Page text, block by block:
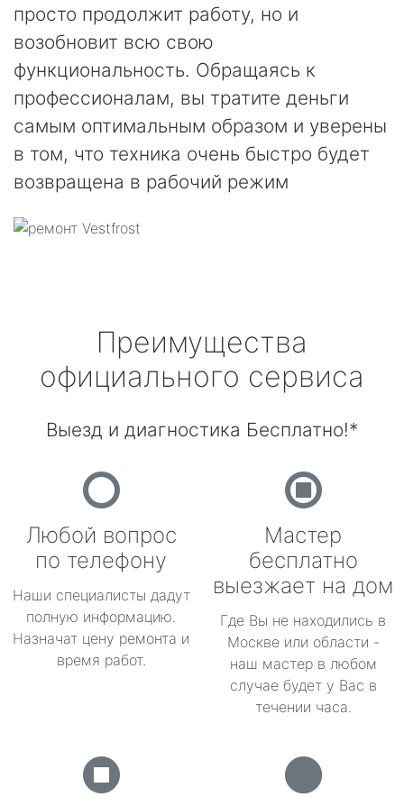
просто продолжит работу, но и
возобновит всю свою
функциональность. Обращаясь к
профессионалам, вы тратите деньги
самым оптимальным образом и уверены
в том, что техника очень быстро будет
возвращена в рабочий режим
Преимущества
официального сервиса
Выезд и диагностика Бесплатно!*
Любой вопрос
по телефону
Наши специалисты дадут
полную информацию.
Назначат цену ремонта и
время работ.
Мастер
бесплатно
выезжает на дом
Где Вы не находились в
Москве или области -
наш мастер в любом
случае будет у Вас в
течении часа.